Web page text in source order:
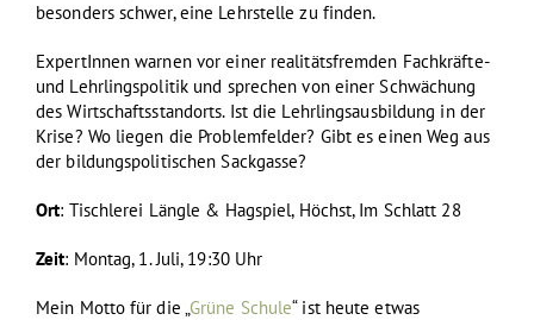
besonders schwer, eine Lehrstelle zu finden.
ExpertInnen warnen vor einer realitätsfremden Fachkräfte-
und Lehrlingspolitik und sprechen von einer Schwächung
des Wirtschaftsstandorts. Ist die Lehrlingsausbildung in der
Krise? Wo liegen die Problemfelder? Gibt es einen Weg aus
der bildungspolitischen Sackgasse?
Ort: Tischlerei Längle & Hagspiel, Höchst, Im Schlatt 28
Zeit: Montag, 1. Juli, 19:30 Uhr
Mein Motto für die „Grüne Schule“ ist heute etwas